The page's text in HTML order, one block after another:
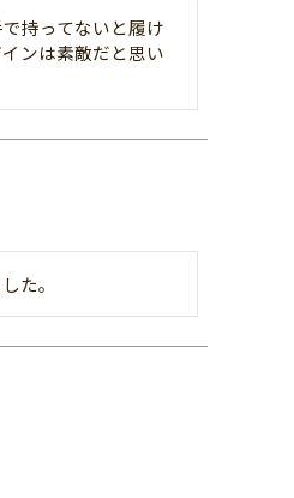
持ってないと履け
ンは素敵だと思い
た。